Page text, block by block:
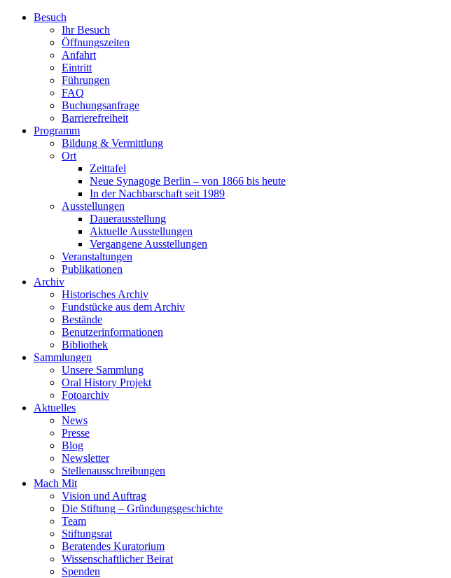
Besuch
Ihr Besuch
Öffnungszeiten
Anfahrt
Eintritt
Führungen
FAQ
Buchungsanfrage
Barrierefreiheit
Programm
Bildung & Vermittlung
Ort
Zeittafel
Neue Synagoge Berlin – von 1866 bis heute
In der Nachbarschaft seit 1989
Ausstellungen
Dauerausstellung
Aktuelle Ausstellungen
Vergangene Ausstellungen
Veranstaltungen
Publikationen
Archiv
Historisches Archiv
Fundstücke aus dem Archiv
Bestände
Benutzerinformationen
Bibliothek
Sammlungen
Unsere Sammlung
Oral History Projekt
Fotoarchiv
Aktuelles
News
Presse
Blog
Newsletter
Stellenausschreibungen
Mach Mit
Vision und Auftrag
Die Stiftung – Gründungsgeschichte
Team
Stiftungsrat
Beratendes Kuratorium
Wissenschaftlicher Beirat
Spenden